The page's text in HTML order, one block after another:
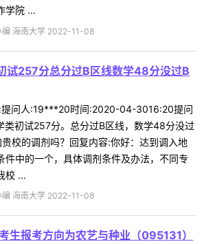
学院 ...
编 海南大学 2022-11-08
试257分总分过B区线数学48分没过B
提问人:19***20时间:2020-04-3016:20提问
类初试257分。总分过B区线，数学48分没过
校的调剂吗？回复内容:你好：达到调入地
件中的一个，具体调剂条件及办法，不同专
校 ...
编 海南大学 2022-11-08
生报考方向为农艺与种业（095131）